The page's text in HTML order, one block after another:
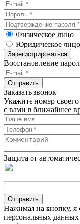
Физическое лицо
Юридическое лицо
Зарегистрироваться
Восстановление
Отправить
Заказать звонок
Укажите номер
с вами в ближайшее
Защита от
Отправить
Нажимая на кнопку, я
персональных